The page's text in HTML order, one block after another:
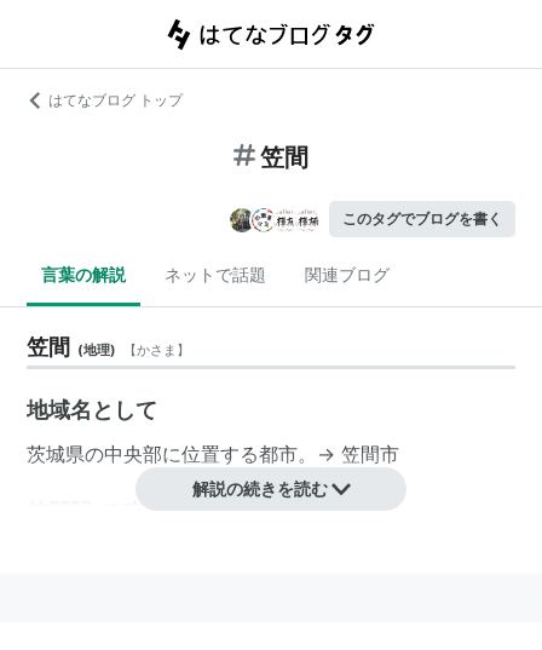
はてなブログ トップ
笠間
このタグでブログを書く
言葉の解説 ネットで話題 関連ブログ
笠間 (地理) 【かさま 】
地域名として
茨城県の中央部に位置する都市。→笠間市
笠間駅 JR東日本（水戸線）
解説の続きを読む